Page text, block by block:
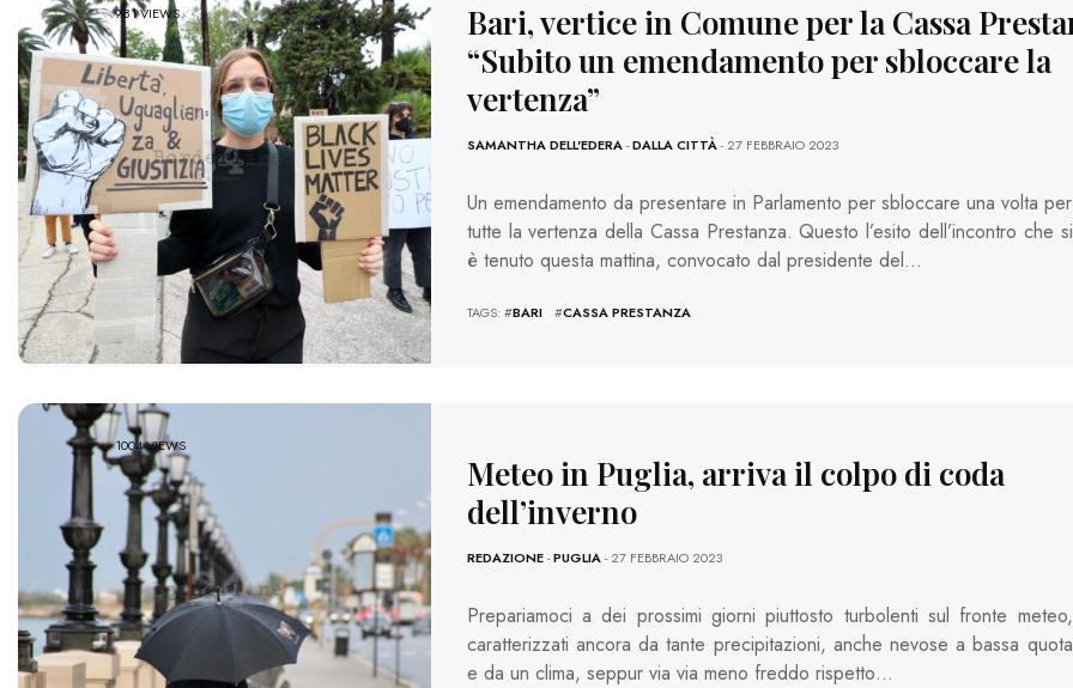
981 VIEWS
Bari, vertice in Comune per la Cassa
“Subito un emendamento per sbloccare la
vertenza”
SAMANTHA DELL'EDERA-DALLA CITTÀ- 27 FEBBRAIO 2023
Un emendamento da presentare in Parlamento per sbloccare una volta per
tutte la vertenza della Cassa Prestanza. Questo l’esito dell’incontro che si
è tenuto questa mattina, convocato dal presidente del…
TAGS: #BARI #CASSA PRESTANZA
1004 VIEWS
Meteo in Puglia, arriva il colpo di coda
dell’inverno
REDAZIONE-PUGLIA- 27 FEBBRAIO 2023
Prepariamoci a dei prossimi giorni piuttosto turbolenti sul fronte meteo,
caratterizzati ancora da tante precipitazioni, anche nevose a bassa quota
e da un clima, seppur via via meno freddo rispetto…